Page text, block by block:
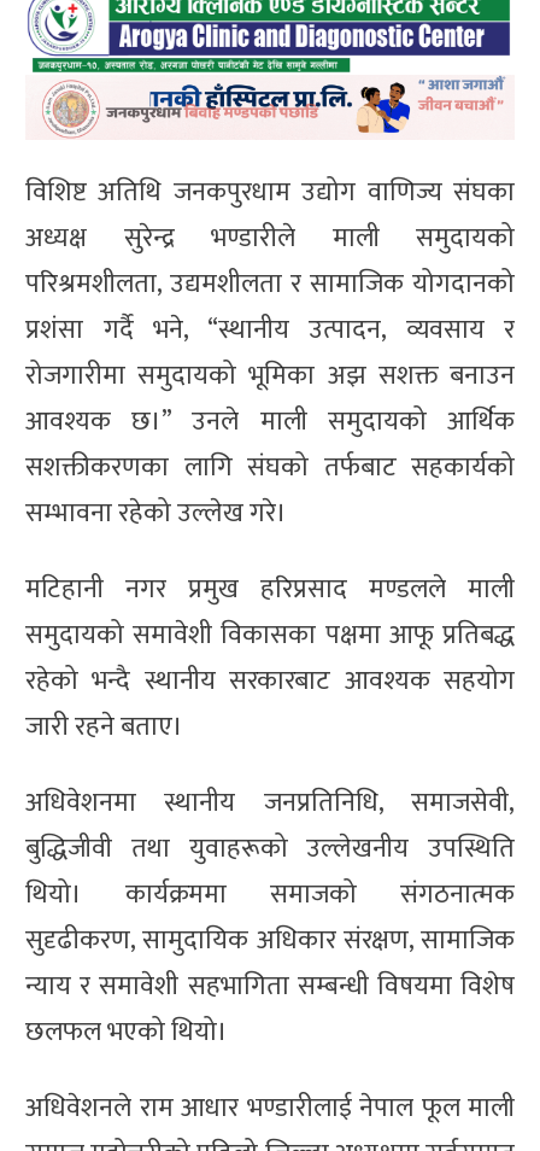
विशिष्ट अतिथि जनकपुरधाम उद्योग वाणिज्य संघका
अध्यक्ष सुरेन्द्र भण्डारीले माली समुदायको
परिश्रमशीलता, उद्यमशीलता र सामाजिक योगदानको
प्रशंसा गर्दै भने, “स्थानीय उत्पादन, व्यवसाय र
रोजगारीमा समुदायको भूमिका अझ सशक्त बनाउन
आवश्यक छ।” उनले माली समुदायको आर्थिक
सशक्तीकरणका लागि संघको तर्फबाट सहकार्यको
सम्भावना रहेको उल्लेख गरे।
मटिहानी नगर प्रमुख हरिप्रसाद मण्डलले माली
समुदायको समावेशी विकासका पक्षमा आफू प्रतिबद्ध
रहेको भन्दै स्थानीय सरकारबाट आवश्यक सहयोग
जारी रहने बताए।
अधिवेशनमा स्थानीय जनप्रतिनिधि, समाजसेवी,
बुद्धिजीवी तथा युवाहरूको उल्लेखनीय उपस्थिति
थियो। कार्यक्रममा समाजको संगठनात्मक
सुदृढीकरण, सामुदायिक अधिकार संरक्षण, सामाजिक
न्याय र समावेशी सहभागिता सम्बन्धी विषयमा विशेष
छलफल भएको थियो।
अधिवेशनले राम आधार भण्डारीलाई नेपाल फूल माली